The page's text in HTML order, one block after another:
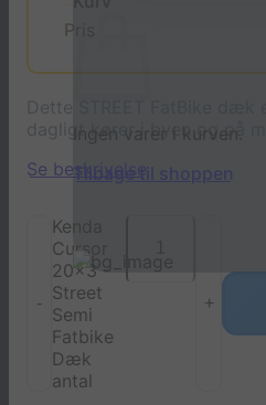
Ingen varer i kurven.
Pris
Dette STREET FatBike
dagligt kører i byen og på
Se beskrivelse
Kenda
Cursor
20x3 -
Street
Semi
Fatbike
Dæk
antal